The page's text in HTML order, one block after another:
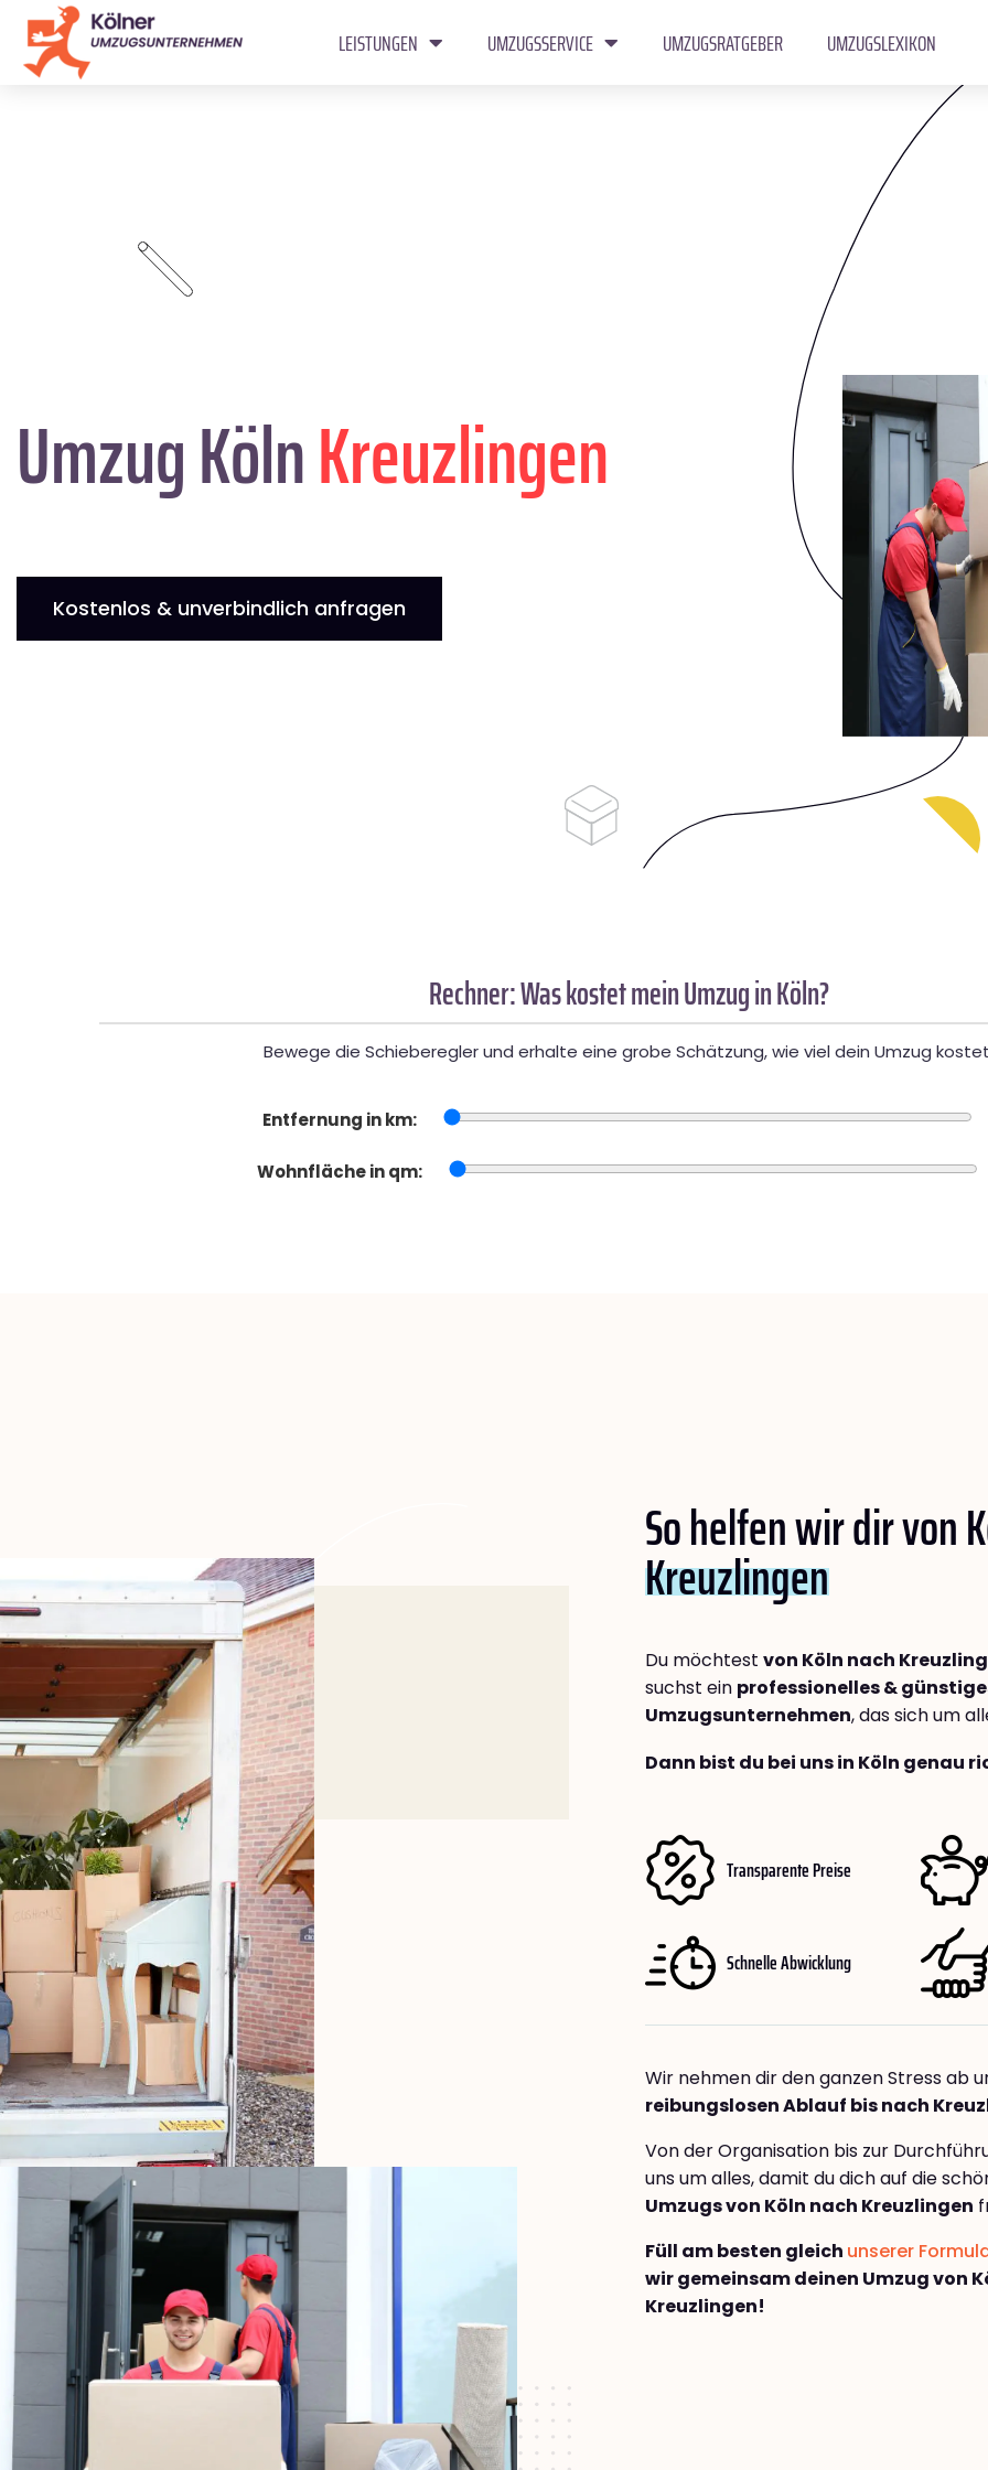
LEISTUNGEN UMZUGSSERVICE UMZUGSRATGEBER UMZUGSLEXIKON
Umzug KölnKreuzlingen
Kostenlos & unverbindlich anfragen
Rechner: Was kostet mein Umzug in Köln?
Bewege die Schieberegler und erhalte eine grobe Schätzung, wie viel dein Umzug
Entfernung in km:
Wohnfläche in qm:
So helfen wir dir von
Kreuzlingen
Du möchtest von Köln nach
suchst ein professionelles &
Umzugsunternehmen, das sich um
Dann bist du bei uns in Köln genau
Transparente Preise
Schnelle Abwicklung
Wir nehmen dir den ganzen Stress ab
reibungslosen Ablauf bis nach
Von der Organisation bis zur
uns um alles, damit du dich auf die
Umzugs von Köln nach Kreuzlingen
Füll am besten gleich unserer
wir gemeinsam deinen Umzug von
Kreuzlingen!